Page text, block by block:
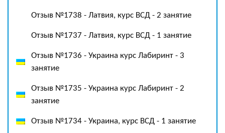
Отзыв №1738 - Латвия, курс ВСД - 2 занятие
Отзыв №1737 - Латвия, курс ВСД - 1 занятие
Отзыв №1736 - Украина курс Лабиринт - 3
занятие
Отзыв №1735 - Украина курс Лабиринт - 2
занятие
Отзыв №1734 - Украина, курс ВСД - 1 занятие